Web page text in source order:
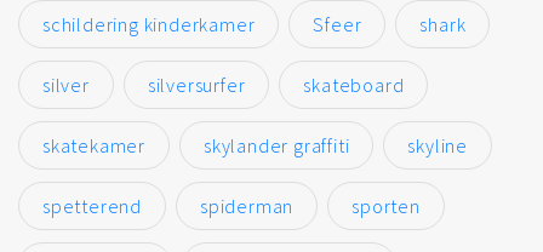
schildering kinderkamer Sfeer shark
silver silversurfer skateboard
skatekamer skylander graffiti skyline
spetterend spiderman sporten